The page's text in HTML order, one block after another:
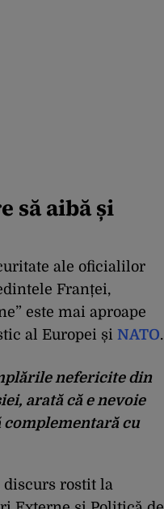
să aibă și
ale oficialilor
Franței,
este mai aproape
al Europei și NATO.
nefericite din
arată că e nevoie
complementară cu
rostit la